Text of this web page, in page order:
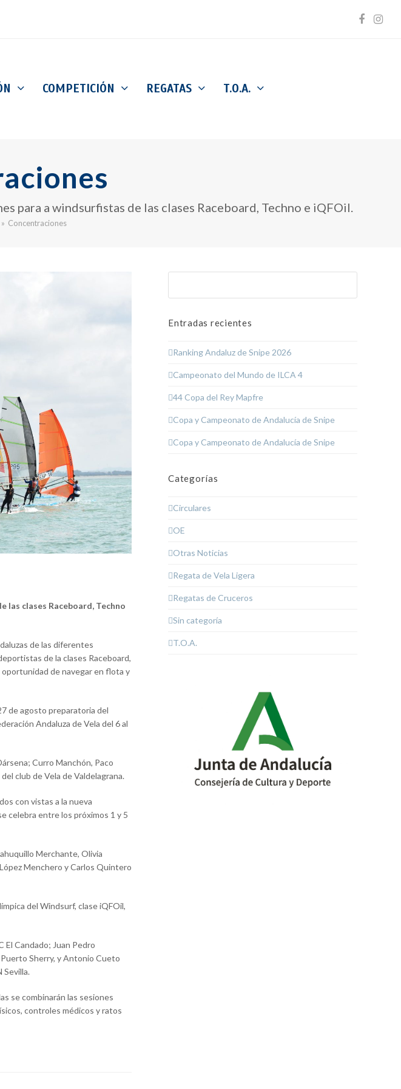
COMPETICIÓN REGATAS T.O.A.
para a windsurfistas de las clases Raceboard, Techno e iQFOil.
» Concentraciones
las clases Raceboard, Techno
de las diferentes
de la clases Raceboard,
de navegar en flota y
de agosto preparatoria del
Andaluza de Vela del 6 al
Curro Manchón, Paco
club de Vela de Valdelagrana.
con vistas a la nueva
celebra entre los próximos 1 y 5
Merchante, Olivia
Menchero y Carlos Quintero
del Windsurf, clase iQFOil,
El Candado; Juan Pedro
Puerto Sherry, y Antonio Cueto
Sevilla.
se combinarán las sesiones
controles médicos y ratos
Entradas recientes
Ranking Andaluz de Snipe 2026
Campeonato del Mundo de ILCA 4
44 Copa del Rey Mapfre
Copa y Campeonato de Andalucía de Snipe
Copa y Campeonato de Andalucía de Snipe
Categorías
Circulares
OE
Otras Noticias
Regata de Vela Ligera
Regatas de Cruceros
Sin categoría
T.O.A.